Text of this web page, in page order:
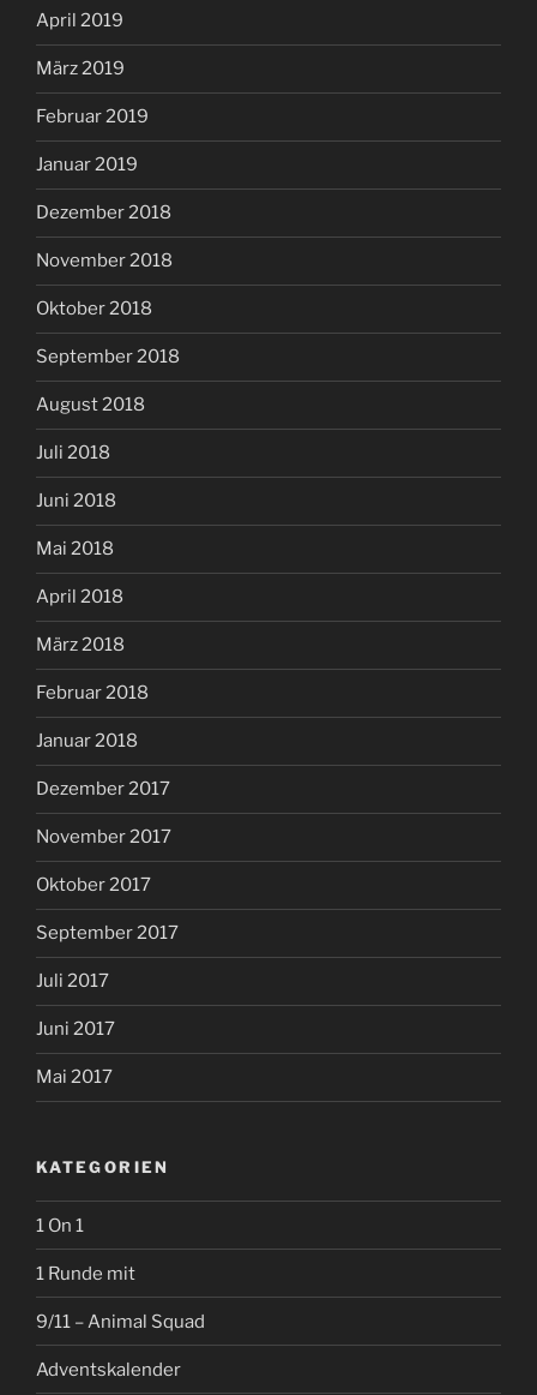
April 2019
März 2019
Februar 2019
Januar 2019
Dezember 2018
November 2018
Oktober 2018
September 2018
August 2018
Juli 2018
Juni 2018
Mai 2018
April 2018
März 2018
Februar 2018
Januar 2018
Dezember 2017
November 2017
Oktober 2017
September 2017
Juli 2017
Juni 2017
Mai 2017
KATEGORIEN
1 On 1
1 Runde mit
9/11 – Animal Squad
Adventskalender